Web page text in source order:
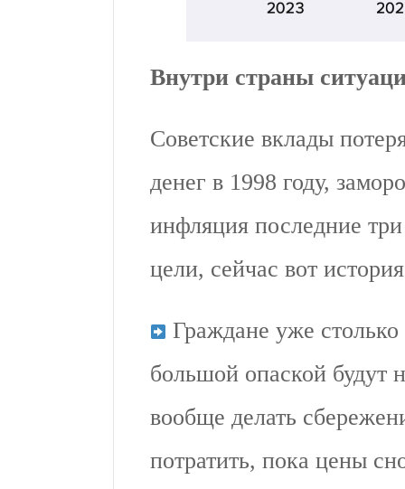
Внутри страны
Советские вклады
денег в 1998 году,
инфляция последние
цели, сейчас вот
Граждане уже столько
большой опаской будут
вообще делать
потратить, пока цены